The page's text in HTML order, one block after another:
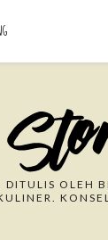
This Blog
OLEH